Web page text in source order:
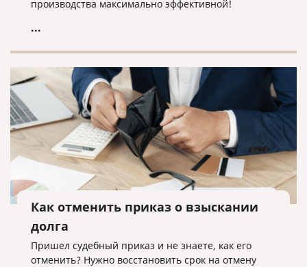
производства максимально эффективной!
...
Как отменить приказ о взыскании
долга
Пришел судебный приказ и не знаете, как его
отменить? Нужно восстановить срок на отмену